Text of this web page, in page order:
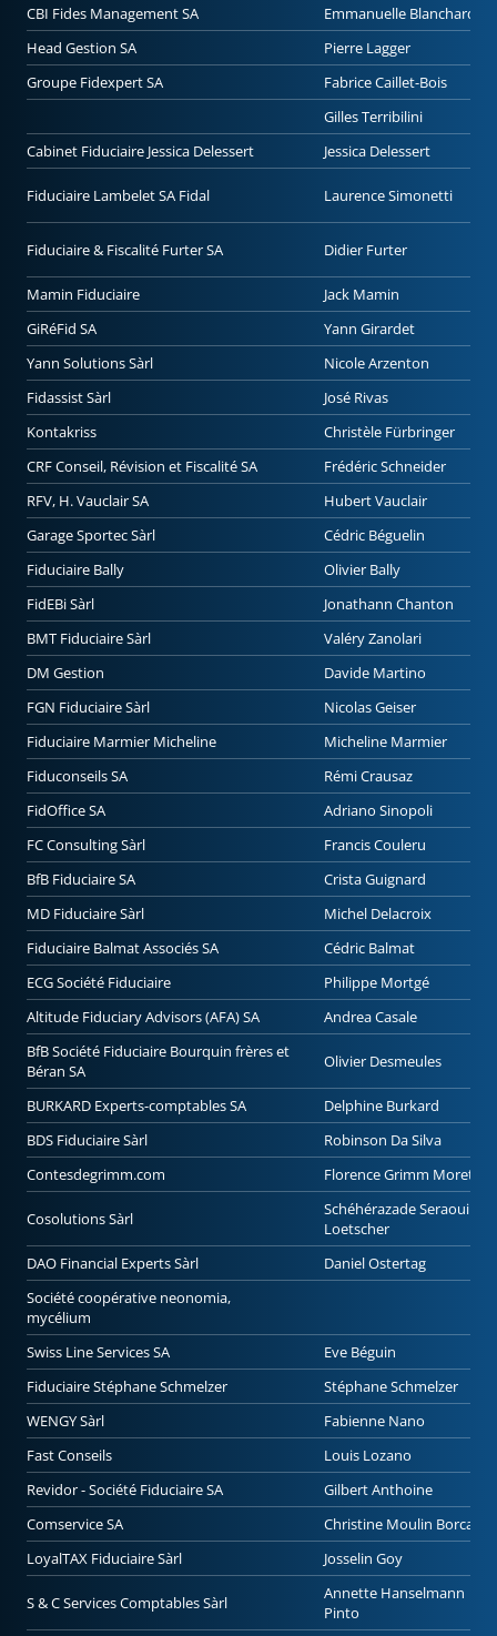
CBI Fides Management SA
Emmanuelle Blanchard
Head Gestion SA
Pierre Lagger
Groupe Fidexpert SA
Fabrice Caillet-Bois
Gilles Terribilini
Cabinet Fiduciaire Jessica Delessert
Jessica Delessert
Fiduciaire Lambelet SA Fidal Laurence Simonetti
Fiduciaire & Fiscalité Furter SA Didier Furter
Mamin Fiduciaire
Jack Mamin
GiRéFid SA
Yann Girardet
Yann Solutions Sàrl
Nicole Arzenton
Fidassist Sàrl
José Rivas
Kontakriss
Christèle Fürbringer
CRF Conseil, Révision et Fiscalité SA
Frédéric Schneider
RFV, H. Vauclair SA
Hubert Vauclair
Garage Sportec Sàrl
Cédric Béguelin
Fiduciaire Bally
Olivier Bally
FidEBi Sàrl
Jonathann Chanton
BMT Fiduciaire Sàrl
Valéry Zanolari
DM Gestion
Davide Martino
FGN Fiduciaire Sàrl
Nicolas Geiser
Fiduciaire Marmier Micheline
Micheline Marmier
Fiduconseils SA
Rémi Crausaz
FidOffice SA
Adriano Sinopoli
FC Consulting Sàrl
Francis Couleru
BfB Fiduciaire SA
Crista Guignard
MD Fiduciaire Sàrl
Michel Delacroix
Fiduciaire Balmat Associés SA
Cédric Balmat
ECG Société Fiduciaire
Philippe Mortgé
Altitude Fiduciary Advisors (AFA) SA
Andrea Casale
BfB Société Fiduciaire Bourquin frères et
Béran SA
Olivier Desmeules
BURKARD Experts-comptables SA
Delphine Burkard
BDS Fiduciaire Sàrl
Robinson Da Silva
Contesdegrimm.com
Florence Grimm Moret
Cosolutions Sàrl
Schéhérazade Seraoui
Loetscher
DAO Financial Experts Sàrl
Daniel Ostertag
Société coopérative neonomia,
mycélium
Swiss Line Services SA
Eve Béguin
Fiduciaire Stéphane Schmelzer
Stéphane Schmelzer
WENGY Sàrl
Fabienne Nano
Fast Conseils
Louis Lozano
Revidor - Société Fiduciaire SA
Gilbert Anthoine
Comservice SA
Christine Moulin Borcard
LoyalTAX Fiduciaire Sàrl
Josselin Goy
S & C Services Comptables Sàrl
Annette Hanselmann
Pinto